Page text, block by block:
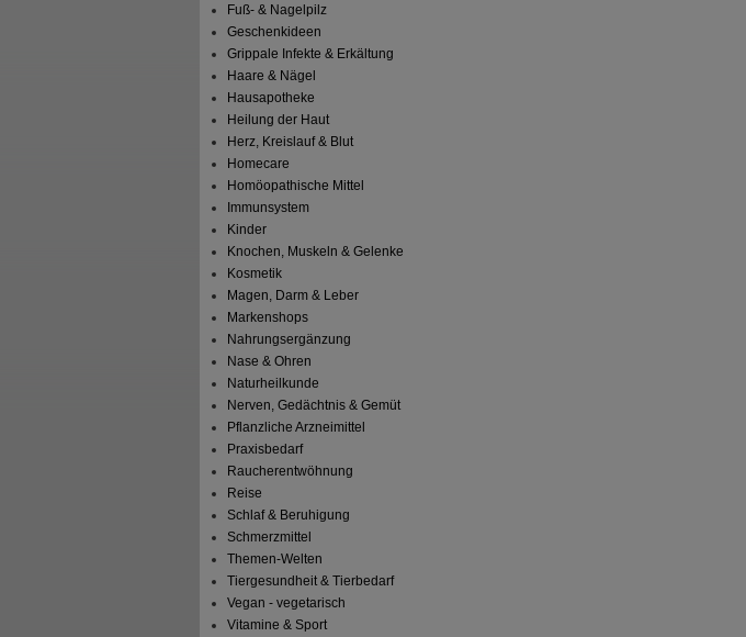
Fuß- & Nagelpilz
Geschenkideen
Grippale Infekte & Erkältung
Haare & Nägel
Hausapotheke
Heilung der Haut
Herz, Kreislauf & Blut
Homecare
Homöopathische Mittel
Immunsystem
Kinder
Knochen, Muskeln & Gelenke
Kosmetik
Magen, Darm & Leber
Markenshops
Nahrungsergänzung
Nase & Ohren
Naturheilkunde
Nerven, Gedächtnis & Gemüt
Pflanzliche Arzneimittel
Praxisbedarf
Raucherentwöhnung
Reise
Schlaf & Beruhigung
Schmerzmittel
Themen-Welten
Tiergesundheit & Tierbedarf
Vegan - vegetarisch
Vitamine & Sport